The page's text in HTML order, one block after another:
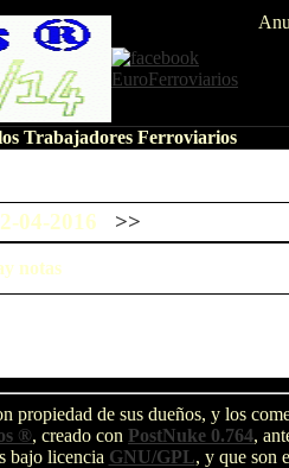
Trabajadores Ferroviarios
04-2016 >>
notas
propiedad de sus dueños, y los
®, creado con PostNuke 0.764,
bajo licencia GNU/GPL, y que son